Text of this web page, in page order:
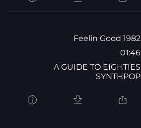
1982 Feelin Good
01:46
A GUIDE TO EIGHTIES
SYNTHPOP